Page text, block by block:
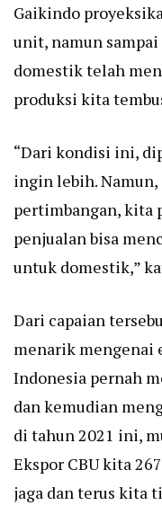
Gaikindo
unit, namun
domestik telah
produksi kita
“Dari kondisi ini,
ingin lebih. Namun,
pertimbangan, kita
penjualan bisa
untuk domestik,”
Dari capaian
menarik mengenai
Indonesia pernah
dan kemudian
di tahun 2021 ini,
Ekspor CBU kita
jaga dan terus kita